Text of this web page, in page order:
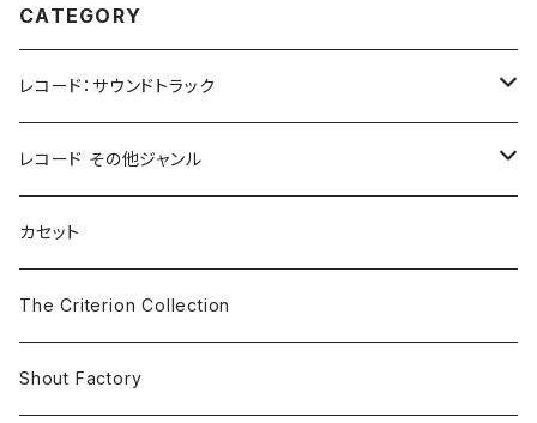
CATEGORY
レコード：サウンドトラック
ホラー/スリラー
SF
ドラマ/ロマンス
アクション/クライム
レコード その他ジャンル
Rock & Pop
The Smiths
Iron and Wine
Classical
Electronic & Ambient
カセット
The Criterion Collection
Shout Factory